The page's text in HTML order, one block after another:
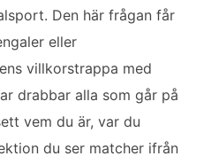
Den här frågan får
eller
villkorstrappa med
drabbar alla som går på
vem du är, var du
du ser matcher ifrån